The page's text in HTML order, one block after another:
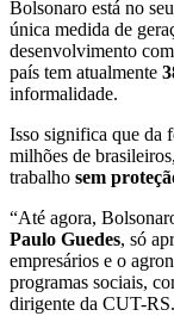
Bolsonaro está no
única medida de
desenvolvimento
país tem atualmente
informalidade.
Isso significa que da
milhões de
trabalho sem
“Até agora,
Paulo Guedes, só
empresários e o
programas sociais,
dirigente da CUT-RS.